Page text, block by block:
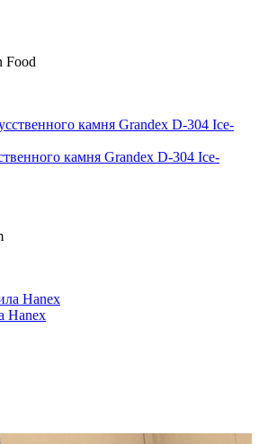
Food
камня Grandex D-304 Ice-
Hanex